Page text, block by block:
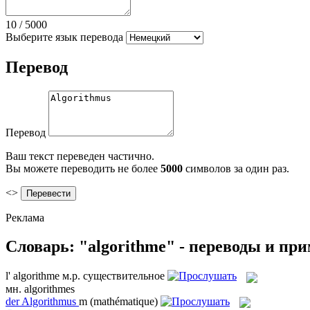
10 / 5000
Выберите язык перевода
Перевод
Перевод
Ваш текст переведен частично.
Вы можете переводить не более 5000 символов за один раз.
<>
Реклама
Словарь: "algorithme" - переводы и
l' algorithme м.р. существительное
мн. algorithmes
derAlgorithmus m (mathématique)